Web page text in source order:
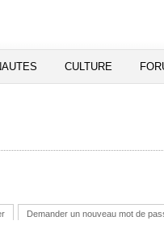
CULTURE
Demander un nouveau mot de